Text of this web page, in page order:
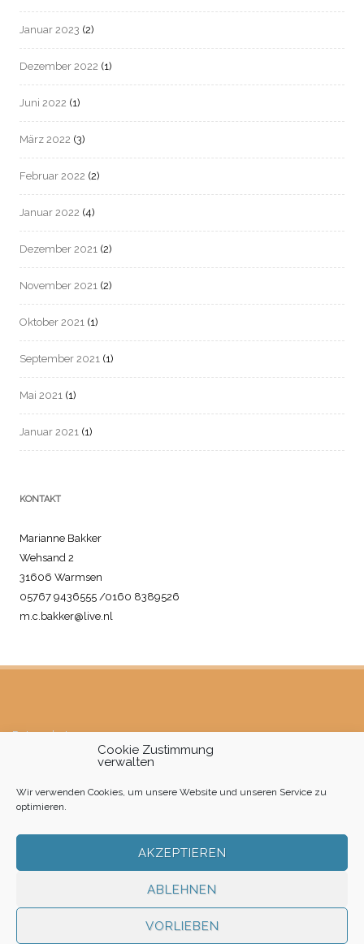
Cookie Zustimmung
verwalten
Wir verwenden Cookies, um unsere Website und unseren Service zu
optimieren.
AKZEPTIEREN
ABLEHNEN
VORLIEBEN
Januar 2023 (2)
Dezember 2022 (1)
Juni 2022 (1)
März 2022 (3)
Februar 2022 (2)
Januar 2022 (4)
Dezember 2021 (2)
November 2021 (2)
Oktober 2021 (1)
September 2021 (1)
Mai 2021 (1)
Januar 2021 (1)
KONTAKT
Marianne Bakker
Wehsand 2
31606 Warmsen
05767 9436555 /0160 8389526
m.c.bakker@live.nl
Datenschutz
Cookie-Richtlinie (EU)